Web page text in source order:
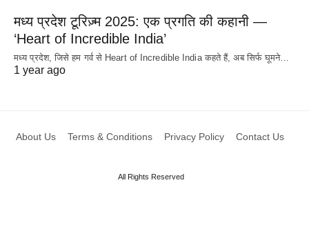
मध्य प्रदेश टूरिज़्म 2025: एक प्रगति की कहानी —
‘Heart of Incredible India’
मध्य प्रदेश, जिसे हम गर्व से Heart of Incredible India कहते हैं, अब सिर्फ घूमने…
1 year ago
About Us Terms & Conditions Privacy Policy Contact Us
All Rights Reserved